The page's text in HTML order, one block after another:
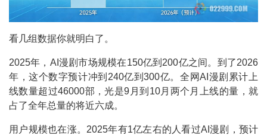
看几组数据你就明白了。
2025年，AI漫剧市场规模在150亿到200亿之间。到了2026
年，这个数字预计冲到240亿到300亿。全网AI漫剧累计上
线数量超过46000部，光是9月到10月两个月上线的量，就
占了全年总量的将近六成。
用户规模也在涨。2025年有1亿左右的人看过AI漫剧，预计